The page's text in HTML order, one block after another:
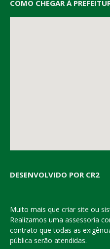
COMO CHEGAR À
DESENVOLVIDO POR CR2
Muito mais que criar site ou
Realizamos uma assessoria
contrato que todas as
pública serão atendidas.